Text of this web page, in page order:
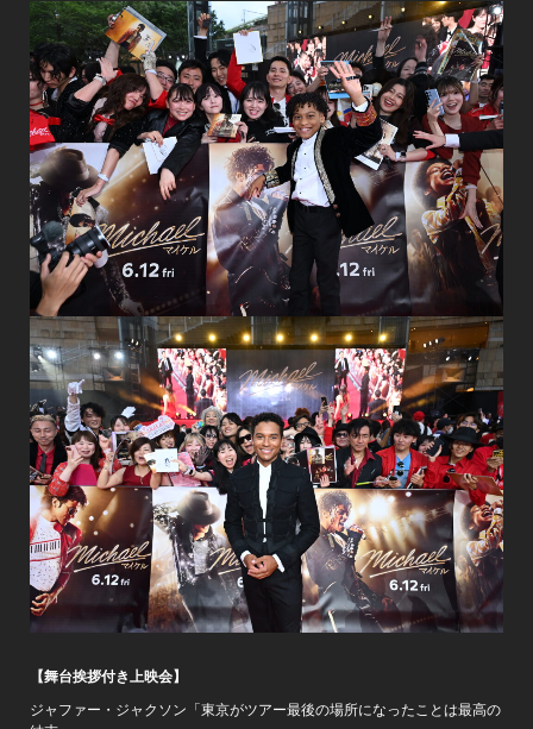
【舞台挨拶付き上映会】
ジャファー・ジャクソン「東京がツアー最後の場所になったことは最高の